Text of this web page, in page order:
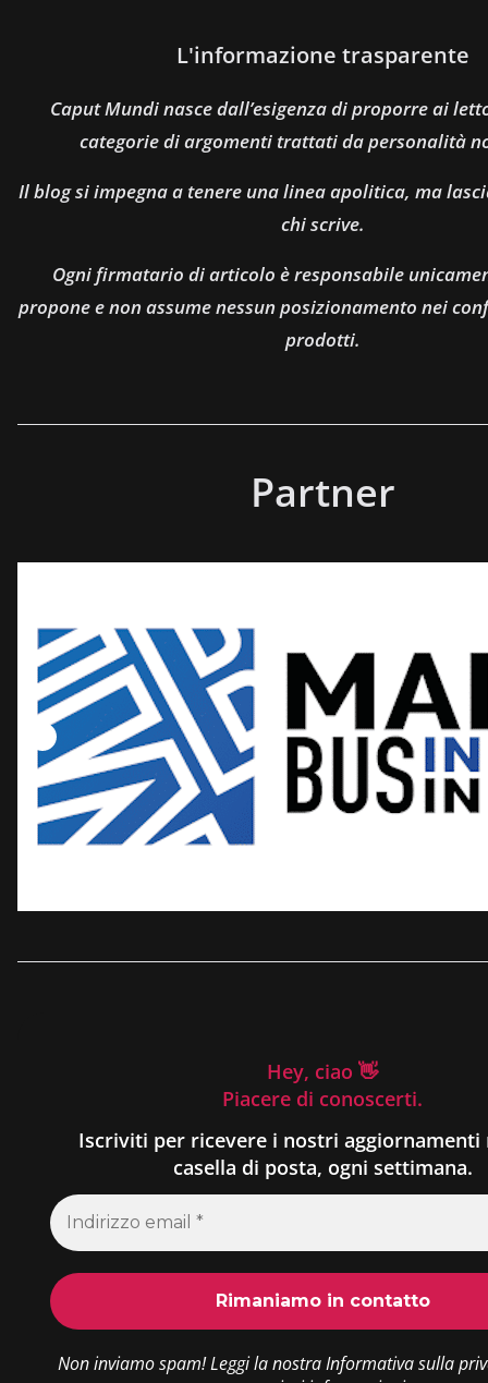
L'informazione trasparente
Caput Mundi nasce dall’esigenza di proporre ai
categorie di argomenti trattati da personalità
Il blog si impegna a tenere una linea apolitica, ma
chi scrive.
Ogni firmatario di articolo è responsabile
propone e non assume nessun posizionamento nei
prodotti.
Partner
Hey, ciao 👋
Piacere di conoscerti.
Iscriviti per ricevere i nostri aggiornamenti
casella di posta, ogni settimana.
Non inviamo spam! Leggi la nostraInformativa sulla